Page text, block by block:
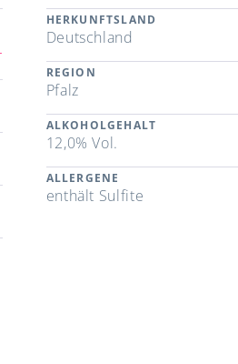
HERKUNFTSLAND
Deutschland
REGION
Pfalz
ALKOHOLGEHALT
12,0% Vol.
ALLERGENE
enthält Sulfite